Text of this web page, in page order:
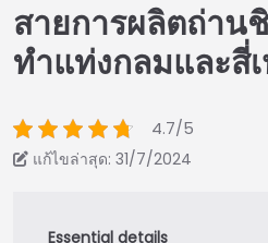
สายการผลิตถ่าน
ทำแท่งกลมและสี่
4.7/5
แก้ไขล่าสุด: 31/7/2024